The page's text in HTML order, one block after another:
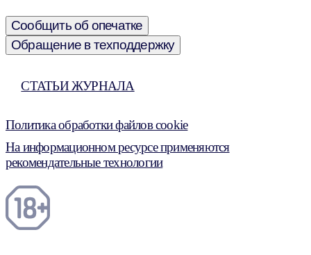
Сообщить об опечатке
Обращение в техподдержку
СТАТЬИ ЖУРНАЛА
Политика обработки файлов cookie
На информационном ресурсе применяются
рекомендательные технологии